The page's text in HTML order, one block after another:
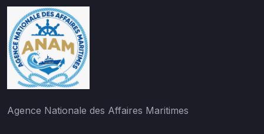
Agence Nationale des Affaires Maritimes